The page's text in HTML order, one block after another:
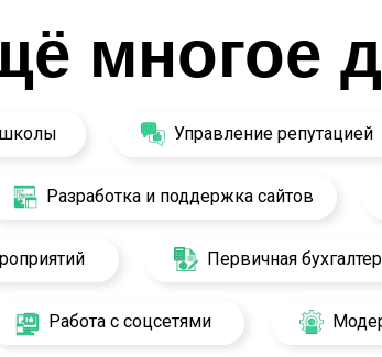
школы
Работа с соцсетями
Управление репутацией
Разработка и поддержка сайтов
Первичная
многое